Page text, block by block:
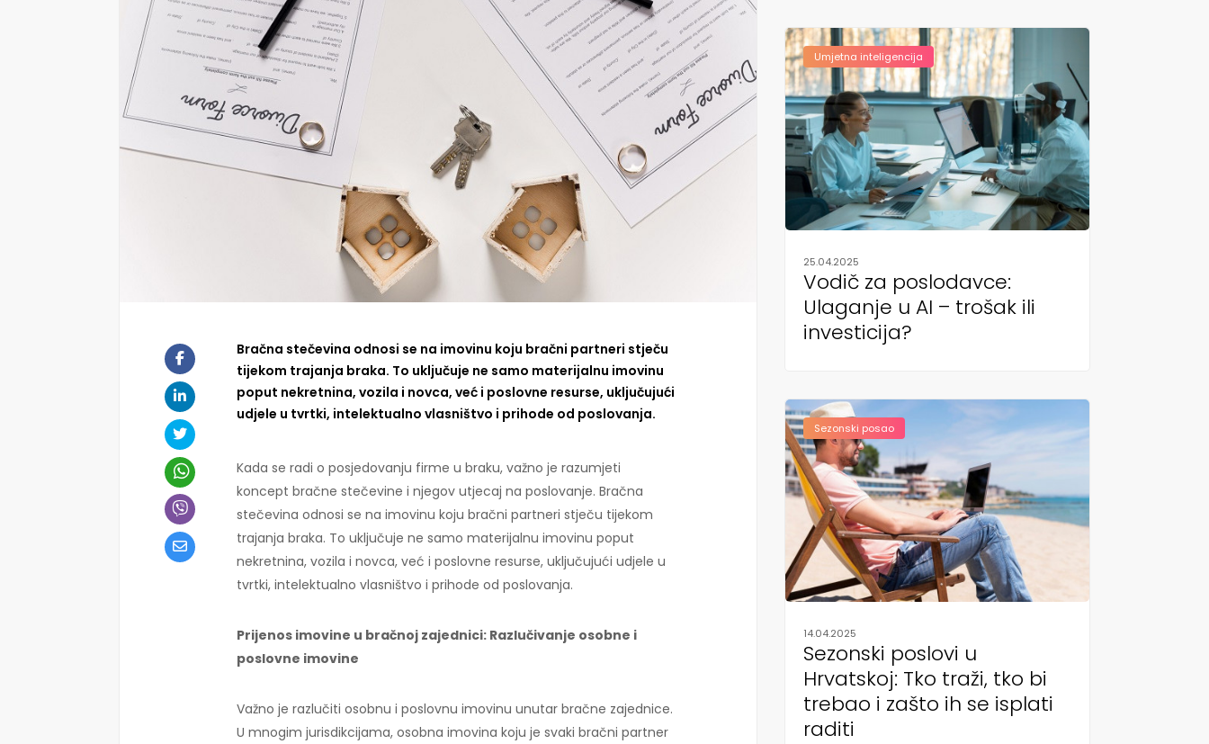
Bračna stečevina odnosi se na imovinu koju bračni partneri stječu
tijekom trajanja braka. To uključuje ne samo materijalnu imovinu
poput nekretnina, vozila i novca, već i poslovne resurse, uključujući
udjele u tvrtki, intelektualno vlasništvo i prihode od poslovanja.
Kada se radi o posjedovanju firme u braku, važno je razumjeti
koncept bračne stečevine i njegov utjecaj na poslovanje. Bračna
stečevina odnosi se na imovinu koju bračni partneri stječu tijekom
trajanja braka. To uključuje ne samo materijalnu imovinu poput
nekretnina, vozila i novca, već i poslovne resurse, uključujući udjele u
tvrtki, intelektualno vlasništvo i prihode od poslovanja.
Prijenos imovine u bračnoj zajednici: Razlučivanje osobne i
poslovne imovine
Važno je razlučiti osobnu i poslovnu imovinu unutar bračne zajednice.
U mnogim jurisdikcijama, osobna imovina koju je svaki bračni partner
Umjetna inteligencija
25.04.2025
Vodič za poslodavce:
Ulaganje u AI – trošak ili
investicija?
Sezonski posao
14.04.2025
Sezonski poslovi u
Hrvatskoj: Tko traži, tko bi
trebao i zašto ih se isplati
raditi